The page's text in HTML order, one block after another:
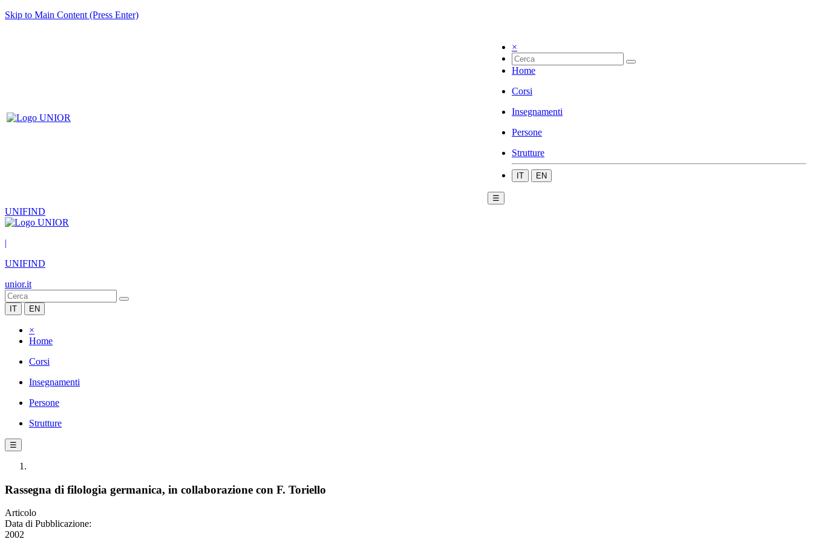
Skip to Main Content (Press Enter)
×
Home
Corsi
Insegnamenti
Persone
Strutture
IT EN
☰
UNIFIND
|
UNIFIND
unior.it
IT EN
×
Home
Corsi
Insegnamenti
Persone
Strutture
☰
Rassegna di filologia germanica, in collaborazione con F. Toriello
Articolo
Data di Pubblicazione:
2002